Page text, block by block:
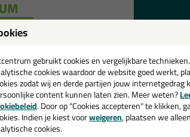
gegevens Sika
hier het datablad met alle informatie over de
gebruikt cookies en vergelijkbare
cookies waardoor de website goed werkt,
zodat wij en derde partijen jouw internetgedrag
content kunnen laten zien. Meer weten?
. Door op "Cookies accepteren" te klikken,
Indien je kiest voorweigeren, plaatsen we
cookies.
💚
en ontvang een
€35,-bij je eerste bestelling!